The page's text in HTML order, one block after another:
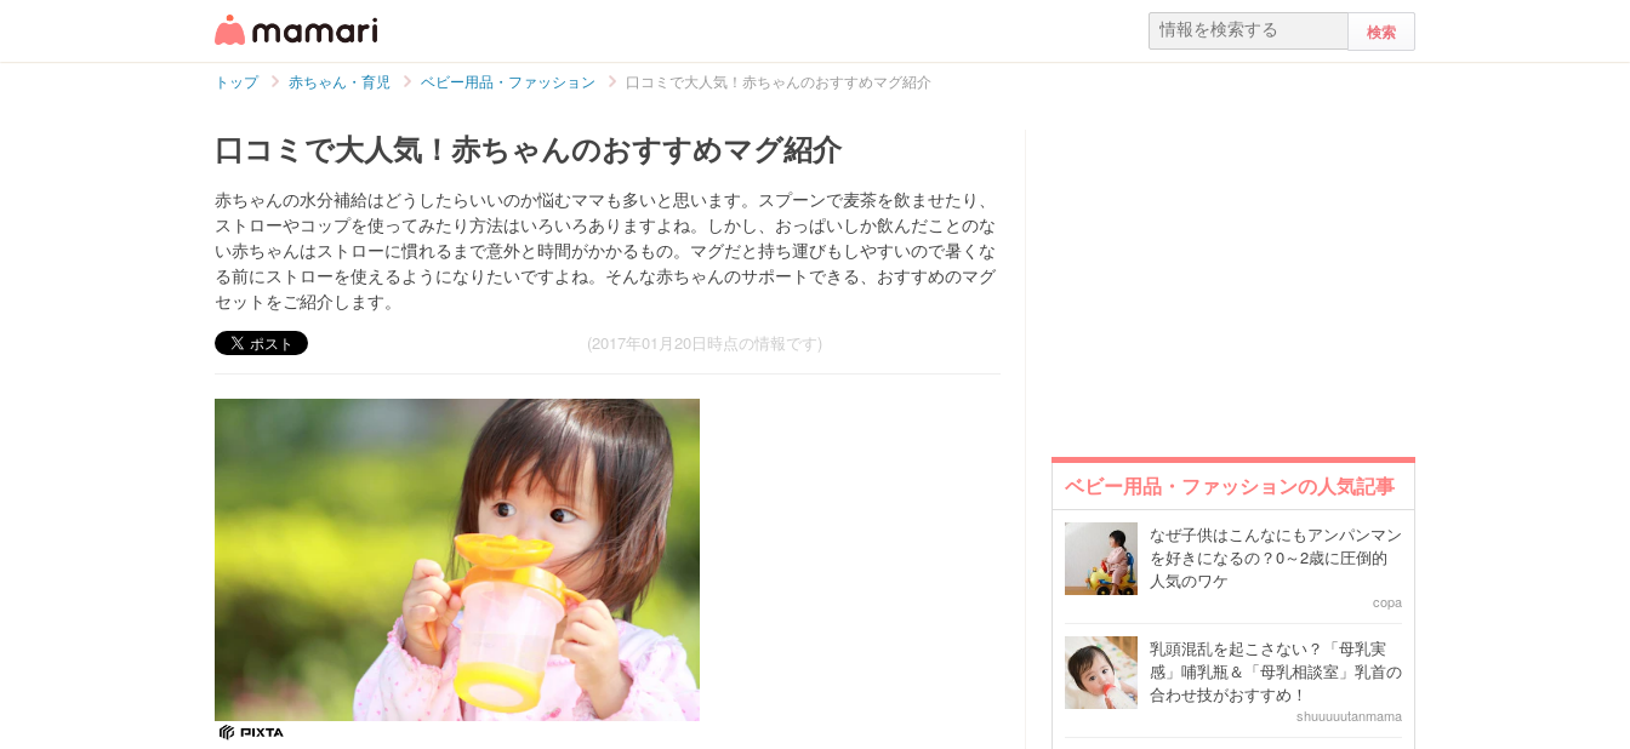
トップ 赤ちゃん・育児 ベビー用品・ファッション 口コミで大人気！赤ちゃんのおすすめマグ紹介
口コミで大人気！赤ちゃんのおすすめマグ紹介
赤ちゃんの水分補給はどうしたらいいのか悩むママも多いと思います。スプーンで麦茶を飲ませたり、
ストローやコップを使ってみたり方法はいろいろありますよね。しかし、おっぱいしか飲んだことのな
い赤ちゃんはストローに慣れるまで意外と時間がかかるもの。マグだと持ち運びもしやすいので暑くな
る前にストローを使えるようになりたいですよね。そんな赤ちゃんのサポートできる、おすすめのマグ
セットをご紹介します。
(2017年01月20日時点の情報です)
ベビー用品・ファッションの人気記事
なぜ子供はこんなにもアンパンマン
を好きになるの？0～2歳に圧倒的
人気のワケ
copa
乳頭混乱を起こさない？「母乳実
感」哺乳瓶＆「母乳相談室」乳首の
合わせ技がおすすめ！
shuuuuutanmama